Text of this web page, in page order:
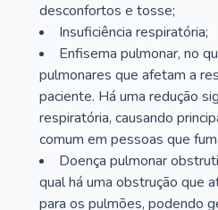
desconfortos e tosse;
Insuficiência respiratória;
Enfisema pulmonar, no
pulmonares que afetam a
paciente. Há uma redução
respiratória, causando
comum em pessoas que
Doença pulmonar
qual há uma obstrução que
para os pulmões, podendo